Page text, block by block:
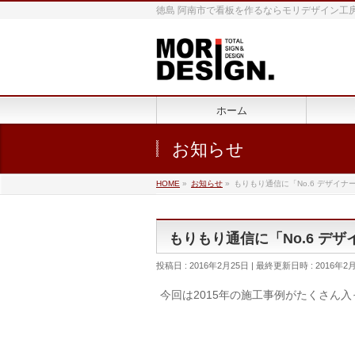
徳島 阿南市で看板を作るならモリデザイン工
ホーム
お知らせ
HOME » お知らせ » もりもり通信に「No.6 デザイナ
もりもり通信に「No.6 デザ
投稿日 : 2016年2月25日 最終更新日時 : 2016年2
今回は2015年の施工事例がたくさん入